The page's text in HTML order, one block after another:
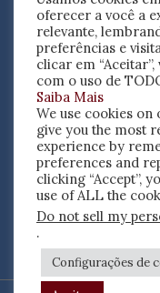
FONTES E
As resenhas,
periódicos
você tem
periódico, escreva
Conheça omodo
índices
ISSN 2764-
oferecer a você a
relevante,
preferências e
clicar em
com o uso de
Saiba Mais
We use cookies on
give you the most
experience by
preferences and
clicking “Accept”,
use of ALL the
Do not sell my
.
Configurações de